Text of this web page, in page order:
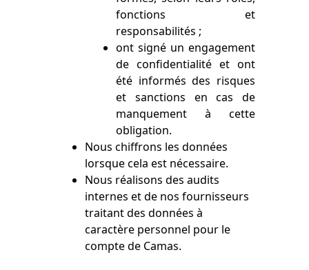
fonctions et
responsabilités ;
ont signé un engagement
de confidentialité et ont
été informés des risques
et sanctions en cas de
manquement à cette
obligation.
Nous chiffrons les données
lorsque cela est nécessaire.
Nous réalisons des audits
internes et de nos fournisseurs
traitant des données à
caractère personnel pour le
compte de Camas.